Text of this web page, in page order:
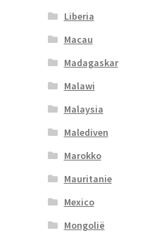
Liberia
Macau
Madagaskar
Malawi
Malaysia
Malediven
Marokko
Mauritanie
Mexico
Mongolië